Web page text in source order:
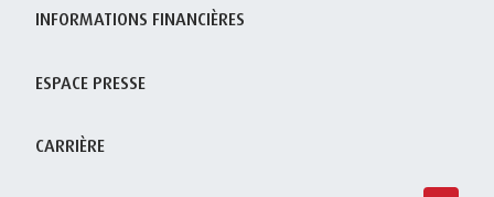
INFORMATIONS FINANCIÈRES
ESPACE PRESSE
CARRIÈRE